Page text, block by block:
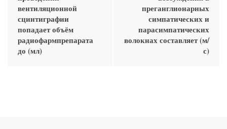
вентиляционной
сцинтиграфии
попадает объём
радиофармпрепарата
до (мл)
преганглионарных
симпатических и
парасимпатических
волокнах составляет (м/
с)